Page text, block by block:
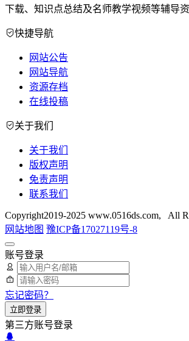
下载、知识点总结及名师教学视频等辅导资
快捷导航
网站公告
网站导航
资源存档
在线投稿
关于我们
关于我们
版权声明
免责声明
联系我们
Copyright2019-2025 www.0516ds.com, All
网站地图 豫ICP备17027119号-8
账号登录
忘记密码？
立即登录
第三方账号登录